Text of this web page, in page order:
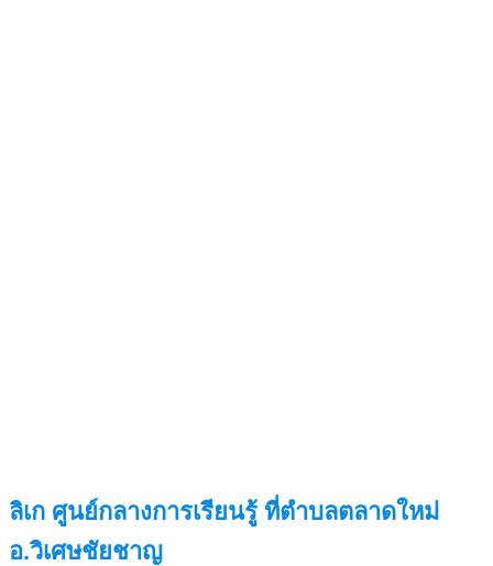
ลิเก ศูนย์กลางการเรียนรู้ ที่ตำบลตลาดใหม่
อ.วิเศษชัยชาญ